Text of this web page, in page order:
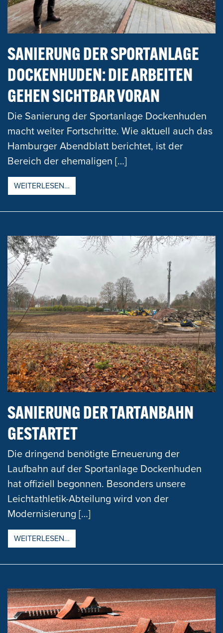
SANIERUNG DER SPORTANLAGE
DOCKENHUDEN: DIE ARBEITEN
GEHEN SICHTBAR VORAN
Die Sanierung der Sportanlage Dockenhuden
macht weiter Fortschritte. Wie aktuell auch das
Hamburger Abendblatt berichtet, ist der
Bereich der ehemaligen […]
WEITERLESEN…
SANIERUNG DER TARTANBAHN
GESTARTET
Die dringend benötigte Erneuerung der
Laufbahn auf der Sportanlage Dockenhuden
hat offiziell begonnen. Besonders unsere
Leichtathletik-Abteilung wird von der
Modernisierung […]
WEITERLESEN…